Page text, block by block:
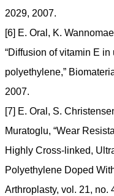
2029, 2007.
[6] E. Oral, K.
“Diffusion of vitamin E
polyethylene,”
2007.
[7] E. Oral, S.
Muratoglu, “Wear
Highly Cross-linked,
Polyethylene Doped
Arthroplasty, vol. 21, no.